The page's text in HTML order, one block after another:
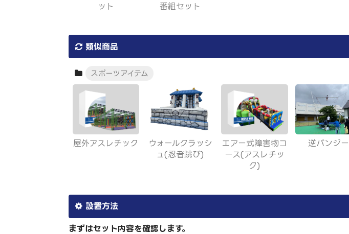
ット
番組セット
類似商品
スポーツアイテム
屋外アスレチック
ウォールクラッシ
ュ(忍者跳び)
エアー式障害物コ
ース(アスレチッ
ク)
逆バンジー
設置方法
まずはセット内容を確認します。